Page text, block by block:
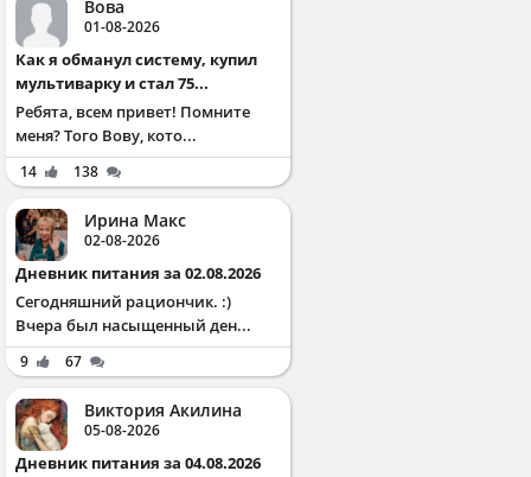
Вова
01-08-2026
Как я обманул систему, купил
мультиварку и стал 75...
Ребята, всем привет! Помните
меня? Того Вову, кото...
14 138
Ирина Макс
02-08-2026
Дневник питания за 02.08.2026
Сегодняшний рациончик. :)
Вчера был насыщенный ден...
9 67
Виктория Акилина
05-08-2026
Дневник питания за 04.08.2026